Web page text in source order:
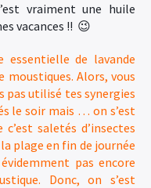
vraiment une huile
vacances !! 😉
essentielle de lavande
moustiques. Alors, vous
pas utilisé tes synergies
le soir mais … on s’est
saletés d’insectes
plage en fin de journée
pas encore
Donc, on s’est